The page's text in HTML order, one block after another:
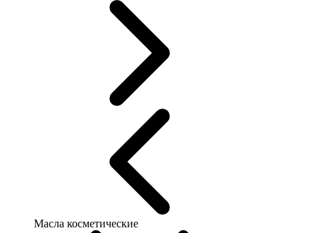
Масла косметические